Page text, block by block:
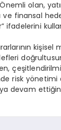
olan,
ve finansal
ifadelerini
kişisel
risk yönetimi
devam